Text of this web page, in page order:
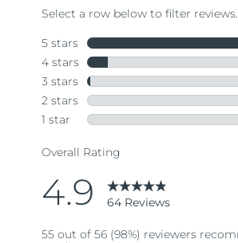
Same
page
link.